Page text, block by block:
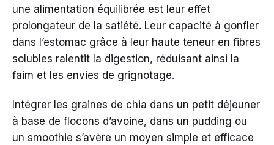
une alimentation équilibrée est leur effet
prolongateur de la satiété. Leur capacité à gonfler
dans l’estomac grâce à leur haute teneur en fibres
solubles ralentit la digestion, réduisant ainsi la
faim et les envies de grignotage.
Intégrer les graines de chia dans un petit déjeuner
à base de flocons d’avoine, dans un pudding ou
un smoothie s’avère un moyen simple et efficace